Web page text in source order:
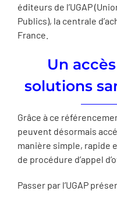
éditeurs de l’UGAP
Publics), la centrale
France.
Un
solutions
Grâce à ce
peuvent désormais
manière simple, rapide
de procédure d’appel
Passer par l’UGAP